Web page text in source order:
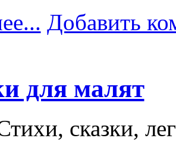
Добавить
для малят
сказки,